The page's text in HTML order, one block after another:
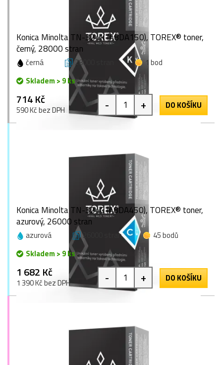
Konica Minolta TN-324K (A8DA150), TOREX® toner,
černý, 28000 stran
černá 28000 stran
1 bod
Skladem > 9 ks
714 Kč
590 Kč bez DPH - + DO KOŠÍKU
Konica Minolta TN-324C (A8DA450), TOREX® toner,
azurový, 26000 stran
azurová 26000 stran
45 bodů
Skladem > 9 ks
1 682 Kč
1 390 Kč bez DPH - + DO KOŠÍKU